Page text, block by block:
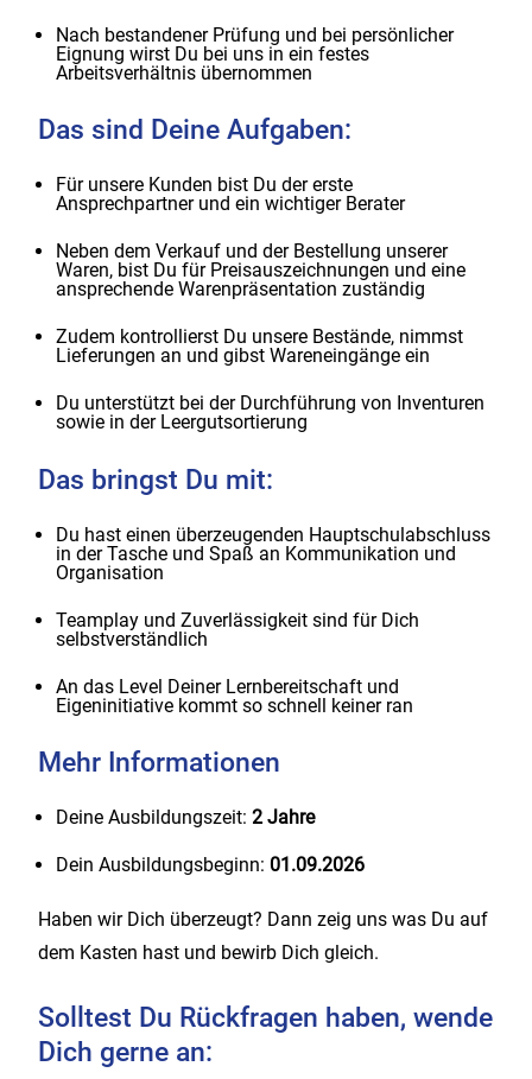
Nach bestandener Prüfung und bei persönlicher
Eignung wirst Du bei uns in ein festes
Arbeitsverhältnis übernommen
Das sind Deine Aufgaben:
Für unsere Kunden bist Du der erste
Ansprechpartner und ein wichtiger Berater
Neben dem Verkauf und der Bestellung unserer
Waren, bist Du für Preisauszeichnungen und eine
ansprechende Warenpräsentation zuständig
Zudem kontrollierst Du unsere Bestände, nimmst
Lieferungen an und gibst Wareneingänge ein
Du unterstützt bei der Durchführung von Inventuren
sowie in der Leergutsortierung
Das bringst Du mit:
Du hast einen überzeugenden Hauptschulabschluss
in der Tasche und Spaß an Kommunikation und
Organisation
Teamplay und Zuverlässigkeit sind für Dich
selbstverständlich
An das Level Deiner Lernbereitschaft und
Eigeninitiative kommt so schnell keiner ran
Mehr Informationen
Deine Ausbildungszeit: 2 Jahre
Dein Ausbildungsbeginn: 01.09.2026
Haben wir Dich überzeugt? Dann zeig uns was Du auf
dem Kasten hast und bewirb Dich gleich.
Solltest Du Rückfragen haben, wende
Dich gerne an: